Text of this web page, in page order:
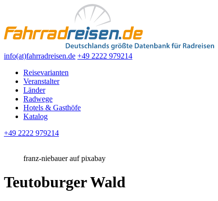
info(at)fahrradreisen.de +49 2222 979214
Reisevarianten
Veranstalter
Länder
Radwege
Hotels & Gasthöfe
Katalog
+49 2222 979214
franz-niebauer auf pixabay
Teutoburger Wald